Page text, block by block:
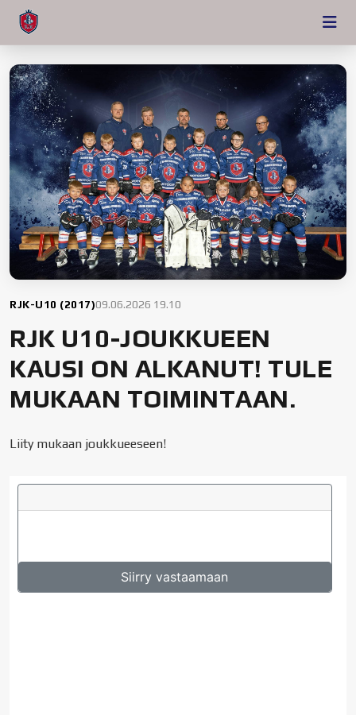
RJK-U10 (2017)09.06.2026 19.10
RJK U10-JOUKKUEEN
KAUSI ON ALKANUT! TULE
MUKAAN TOIMINTAAN.
Liity mukaan joukkueeseen!